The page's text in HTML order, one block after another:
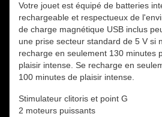
Votre jouet est équipé de batteries
rechargeable et respectueux de
de charge magnétique USB inclus
une prise secteur standard de 5 V si
recharge en seulement 130 minutes
plaisir intense. Se recharge en
100 minutes de plaisir intense.
Stimulateur clitoris et point G
2 moteurs puissants